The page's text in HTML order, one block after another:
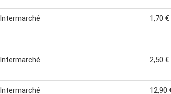
Intermarché 1,70 €
Intermarché 2,50 €
Intermarché 12,90